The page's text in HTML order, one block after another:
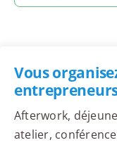
Vous
Afterwork,
atelier,